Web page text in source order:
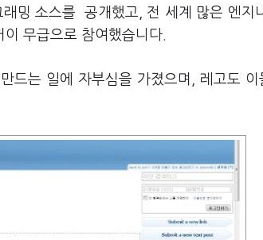
밍 소스를 공개했고, 전 세계 많은 엔지
무급으로 참여했습니다.
드는 일에 자부심을 가졌으며, 레고도